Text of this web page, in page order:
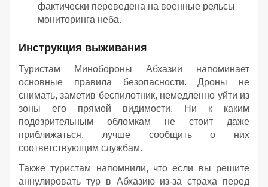
фактически переведена на военные рельсы
мониторинга неба.
Инструкция выживания
Туристам Минобороны Абхазии напоминает
основные правила безопасности. Дроны не
снимать, заметив беспилотник, немедленно уйти из
зоны его прямой видимости. Ни к каким
подозрительным обломкам не стоит даже
приближаться, лучше сообщить о них
соответствующим службам.
Также туристам напомнили, что если вы решите
аннулировать тур в Абхазию из-за страха перед